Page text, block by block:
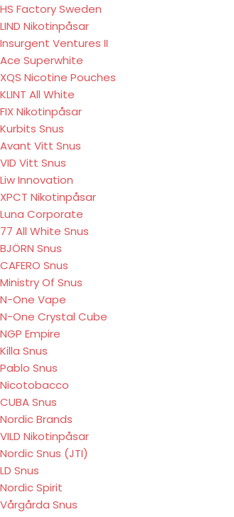
HS Factory Sweden
LIND Nikotinpåsar
Insurgent Ventures II
Ace Superwhite
XQS Nicotine Pouches
KLINT All White
FIX Nikotinpåsar
Kurbits Snus
Avant Vitt Snus
VID Vitt Snus
Liw Innovation
XPCT Nikotinpåsar
Luna Corporate
77 All White Snus
BJÖRN Snus
CAFERO Snus
Ministry Of Snus
N-One Vape
N-One Crystal Cube
NGP Empire
Killa Snus
Pablo Snus
Nicotobacco
CUBA Snus
Nordic Brands
VILD Nikotinpåsar
Nordic Snus (JTI)
LD Snus
Nordic Spirit
Vårgårda Snus